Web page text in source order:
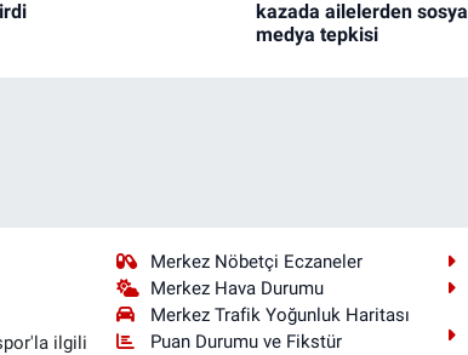
kazada ailelerden sosyal
medya tepkisi
ilgili
Merkez Nöbetçi Eczaneler
Merkez Hava Durumu
Merkez Trafik Yoğunluk Haritası
Puan Durumu ve Fikstür